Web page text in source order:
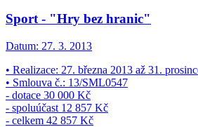
Sport - "Hry bez hranic"
Datum: 27. 3. 2013
• Realizace: 27. března 2013 až 31.
• Smlouva č.: 13/SML0547
- dotace 30 000 Kč
- spoluúčast 12 857 Kč
- celkem 42 857 Kč